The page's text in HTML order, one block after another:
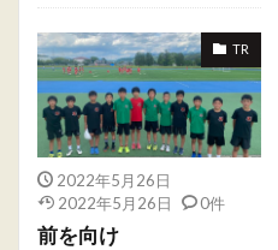
TR
2022年5月26日
2022年5月26日
0件
前を向け